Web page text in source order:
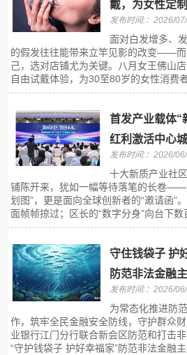
戴，为女性定
发布时间:：2026/
面对白发增多、
的假发往往能带来立竿见影的改变——而
己，选对店铺尤为关键。八月女王佛山
自由试戴体验，为30至80岁的女性消费
首发产业载体“
红利激活中心
发布时间:：2026/
十大新质产业社
铺陈开来，犹如一幅等待落笔的长卷——
划图”，更是面向全球创新者的“邀请函”
面帧帧掠过；区长的“数字分身”向台下数
守住钱袋子 护
防范非法金融
发布时间:：2026/
为常态化推进防
作，筑牢全民金融安全防线，守护群众
业银行江门分行联合新会区防范和打击
“守护钱袋子 护好幸福家”防范非法金融主